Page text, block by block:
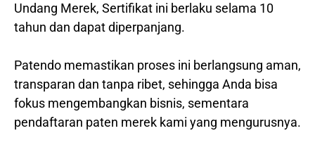
Undang Merek, Sertifikat ini berlaku selama 10
tahun dan dapat diperpanjang.
Patendo memastikan proses ini berlangsung aman,
transparan dan tanpa ribet, sehingga Anda bisa
fokus mengembangkan bisnis, sementara
pendaftaran paten merek kami yang mengurusnya.